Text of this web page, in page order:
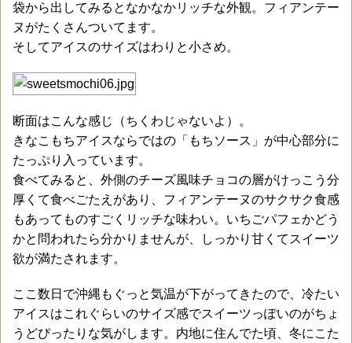
袋から出してみるとなかなかリッチな外観。フィアンテー
ヌがたくさんついてます。
そしてアイスのサイズはわりと小さめ。
断面はこんな感じ（ちくわじゃないよ）。
きなこもちアイスならではの「もちソース」が中心部分に
たっぷり入っています。
食べてみると、外側のチーズ風味チョコの層がけっこう分
厚くて食べごたえがあり、フィアンテーヌのサクサク食感
もあってものすごくリッチな味わい。いちごパフェかどう
かと問われたら分かりませんが、しっかり甘くてスイーツ
欲が満たされます。
ここ数日で沖縄もぐっと気温が下がってきたので、冷たい
アイスはこれぐらいのサイズ感でスイーツっぽいのがちょ
うどぴったりな気がします。内地に住んでた頃、冬にこた